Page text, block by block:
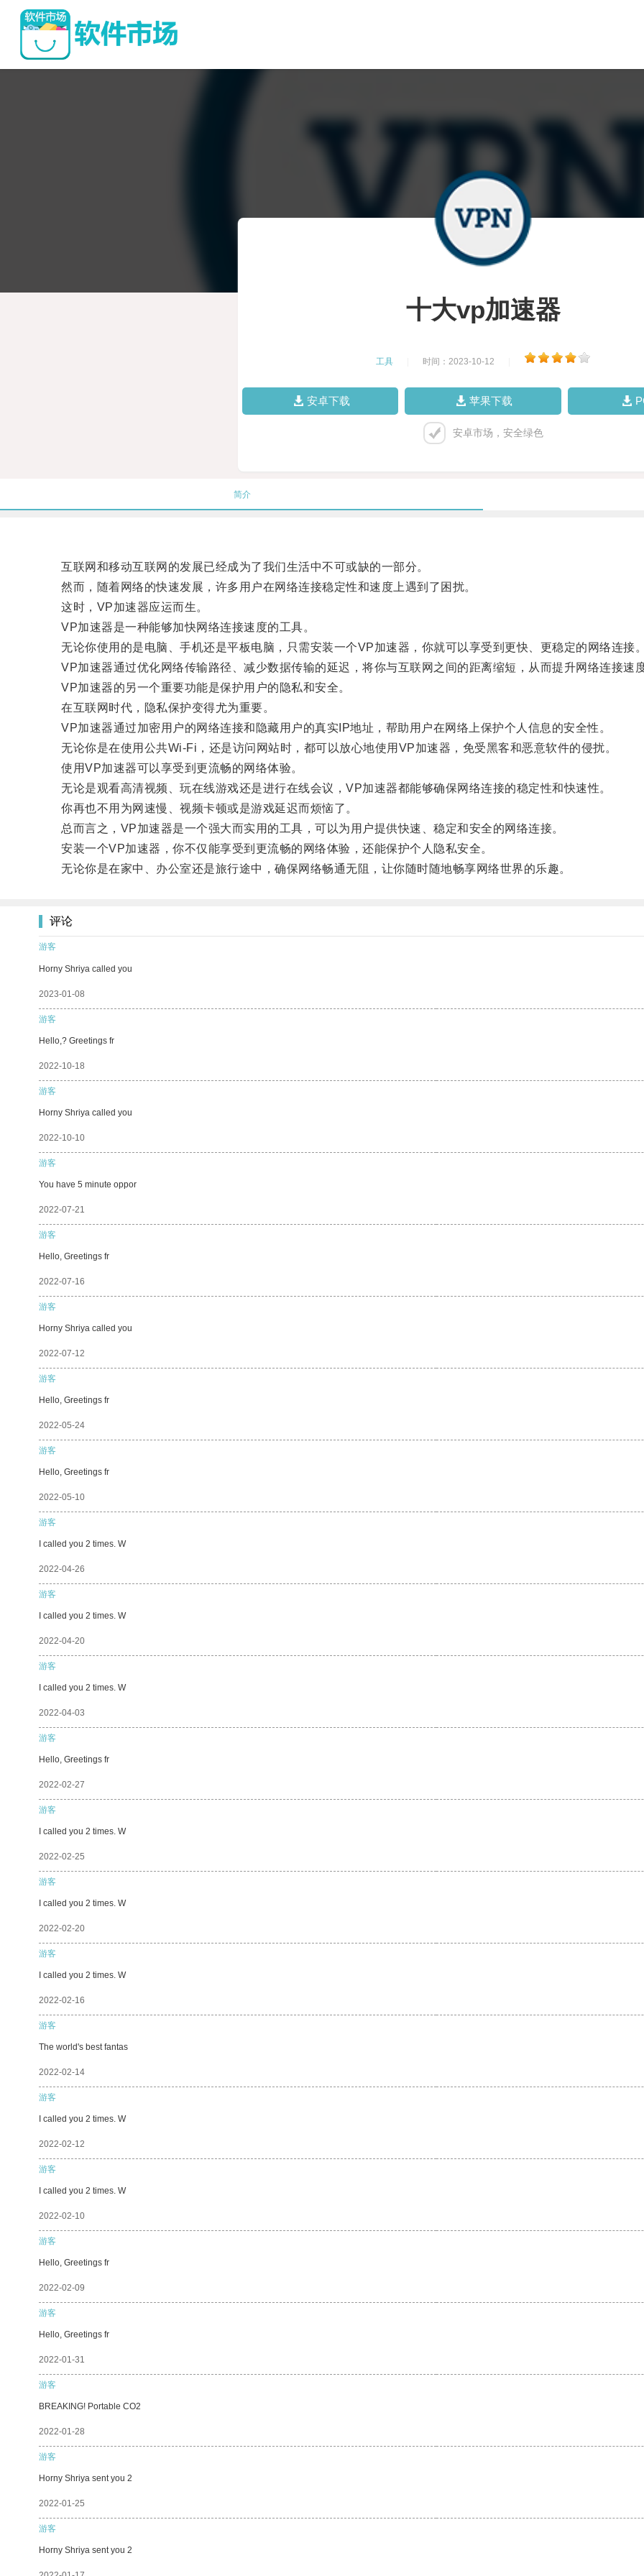
十大vp加速器
工具 时间：2023-10-12
安卓下载 苹果下载
安卓市场，安全绿色
简介
互联网和移动互联网的发展已经成为了我们生活中不可或缺的一部分。
然而，随着网络的快速发展，许多用户在网络连接稳定性和速度上遇到了困扰。
这时，VP加速器应运而生。
VP加速器是一种能够加快网络连接速度的工具。
无论你使用的是电脑、手机还是平板电脑，只需安装一个VP加速器，你就可以享受到更快、更稳定的网络连接
VP加速器通过优化网络传输路径、减少数据传输的延迟，将你与互联网之间的距离缩短，从而提升网络连接速
VP加速器的另一个重要功能是保护用户的隐私和安全。
在互联网时代，隐私保护变得尤为重要。
VP加速器通过加密用户的网络连接和隐藏用户的真实IP地址，帮助用户在网络上保护个人信息的安全性。
无论你是在使用公共Wi-Fi，还是访问网站时，都可以放心地使用VP加速器，免受黑客和恶意软件的侵扰。
使用VP加速器可以享受到更流畅的网络体验。
无论是观看高清视频、玩在线游戏还是进行在线会议，VP加速器都能够确保网络连接的稳定性和快速性。
你再也不用为网速慢、视频卡顿或是游戏延迟而烦恼了。
总而言之，VP加速器是一个强大而实用的工具，可以为用户提供快速、稳定和安全的网络连接。
安装一个VP加速器，你不仅能享受到更流畅的网络体验，还能保护个人隐私安全。
无论你是在家中、办公室还是旅行途中，确保网络畅通无阻，让你随时随地畅享网络世界的乐趣。
评论
游客
Horny Shriya called you
2023-01-08
游客
Hello,? Greetings fr
2022-10-18
游客
Horny Shriya called you
2022-10-10
游客
You have 5 minute oppor
2022-07-21
游客
Hello, Greetings fr
2022-07-16
游客
Horny Shriya called you
2022-07-12
游客
Hello, Greetings fr
2022-05-24
游客
Hello, Greetings fr
2022-05-10
游客
I called you 2 times. W
2022-04-26
游客
I called you 2 times. W
2022-04-20
游客
I called you 2 times. W
2022-04-03
游客
Hello, Greetings fr
2022-02-27
游客
I called you 2 times. W
2022-02-25
游客
I called you 2 times. W
2022-02-20
游客
I called you 2 times. W
2022-02-16
游客
The world's best fantas
2022-02-14
游客
I called you 2 times. W
2022-02-12
游客
I called you 2 times. W
2022-02-10
游客
Hello, Greetings fr
2022-02-09
游客
Hello, Greetings fr
2022-01-31
游客
BREAKING! Portable CO2
2022-01-28
游客
Horny Shriya sent you 2
2022-01-25
游客
Horny Shriya sent you 2